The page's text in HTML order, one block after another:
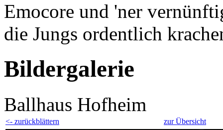
Emocore und 'ner
die Jungs ordentlich
Bildergalerie
Ballhaus Hofheim
<- zurückblättern zur Übersicht